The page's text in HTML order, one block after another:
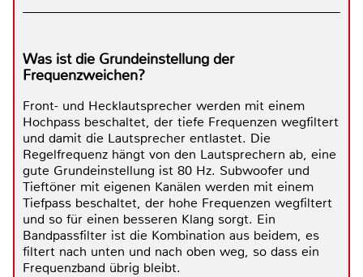
Was ist die Grundeinstellung der
Frequenzweichen?
Front- und Hecklautsprecher werden mit einem
Hochpass beschaltet, der tiefe Frequenzen wegfiltert
und damit die Lautsprecher entlastet. Die
Regelfrequenz hängt von den Lautsprechern ab, eine
gute Grundeinstellung ist 80 Hz. Subwoofer und
Tieftöner mit eigenen Kanälen werden mit einem
Tiefpass beschaltet, der hohe Frequenzen wegfiltert
und so für einen besseren Klang sorgt. Ein
Bandpassfilter ist die Kombination aus beidem, es
filtert nach unten und nach oben weg, so dass ein
Frequenzband übrig bleibt.